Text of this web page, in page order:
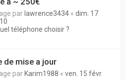
par lawrence3434 « dim. 17
téléphone choisir ?
de mise a jour
par Karim1988 « ven. 15 févr.